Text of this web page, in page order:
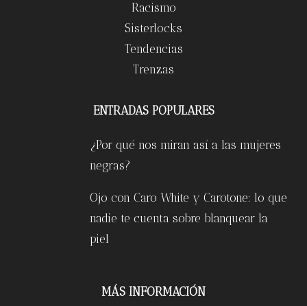
Racismo
Sisterlocks
Tendencias
Trenzas
ENTRADAS POPULARES
¿Por qué nos miran así a las mujeres
negras?
Ojo con Caro White y Carotone: lo que
nadie te cuenta sobre blanquear la
piel
MÁS INFORMACIÓN